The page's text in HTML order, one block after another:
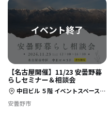
【名古屋開催】11/23 安曇野暮
らしセミナー＆相談会
中日ビル ５階 イベントスペース（名古屋市中区栄四丁目１番１号）
安曇野市